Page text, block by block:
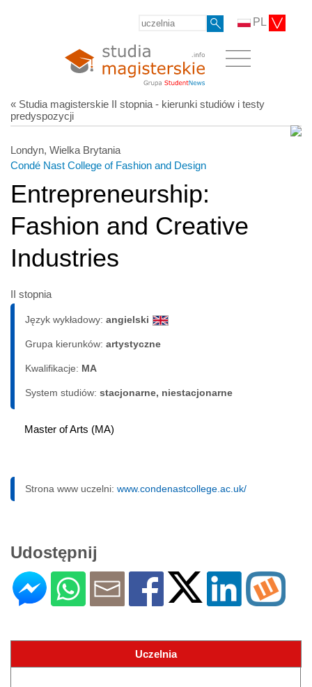
PL
« Studia magisterskie II stopnia - kierunki studiów i testy
predyspozycji
Londyn, Wielka Brytania
Condé Nast College of Fashion and Design
Entrepreneurship:
Fashion and Creative
Industries
II stopnia
Język wykładowy: angielski
Grupa kierunków: artystyczne
Kwalifikacje: MA
System studiów: sta­cjo­nar­ne, nie­sta­cjo­nar­ne
Master of Arts (MA)
Strona www uczelni: www.condenastcollege.ac.uk/
Udostępnij
Uczelnia